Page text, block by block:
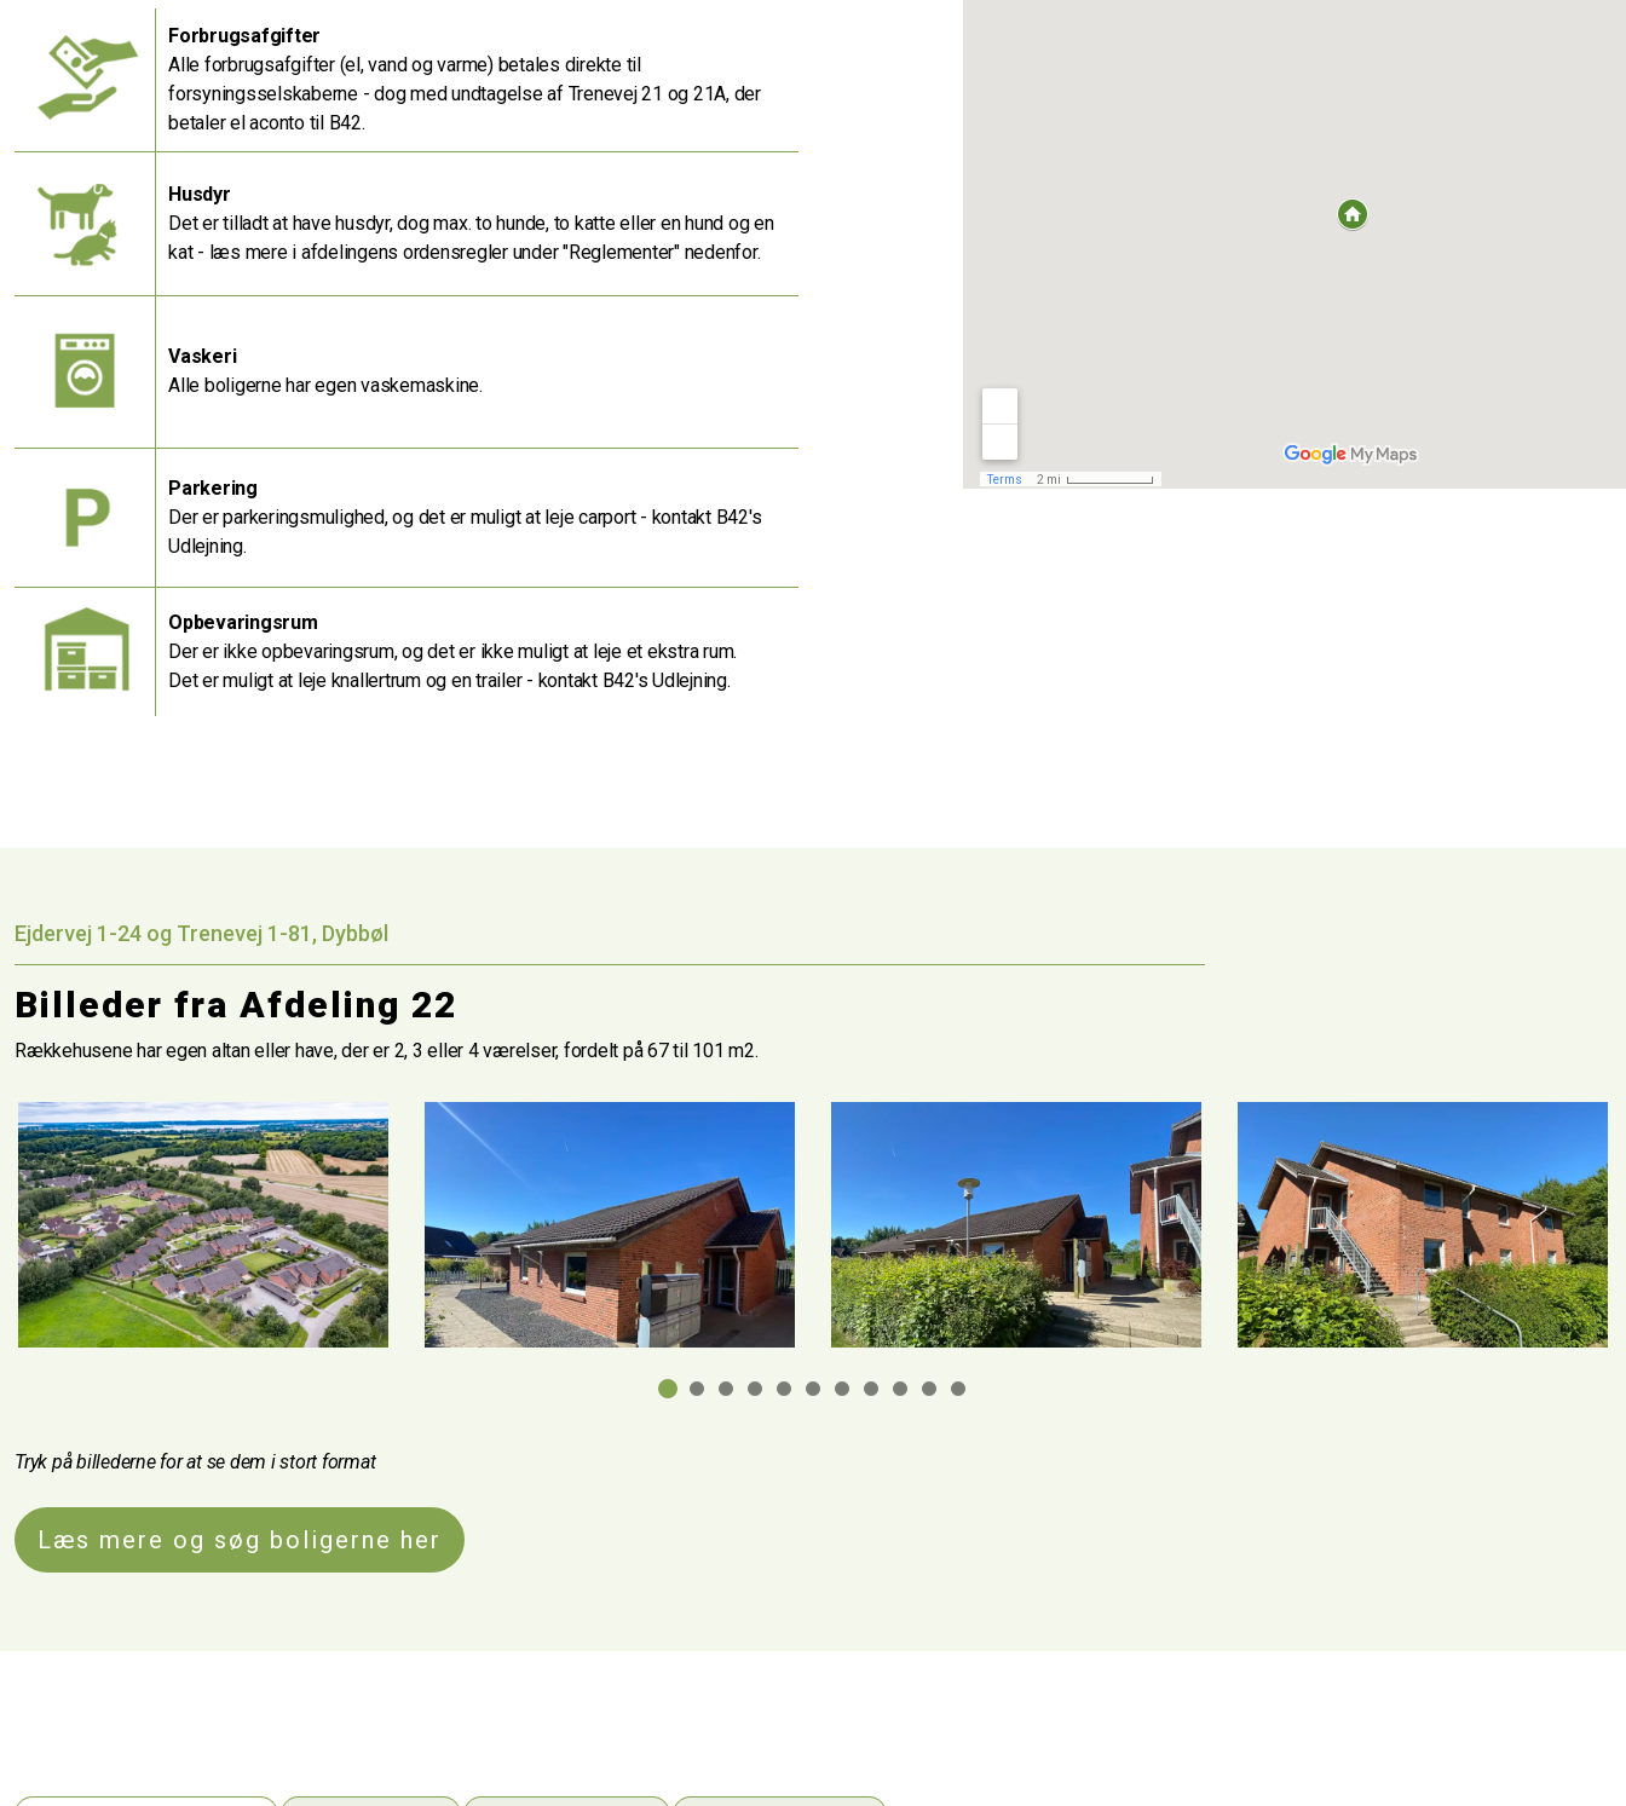
Forbrugsafgifter
Alle forbrugsafgifter (el, vand og varme) betales direkte til
forsyningsselskaberne - dog med undtagelse af Trenevej 21 og 21A, der
betaler el aconto til B42.
Husdyr
Det er tilladt at have husdyr, dog max. to hunde, to katte eller en hund og en
kat - læs mere i afdelingens ordensregler under "Reglementer" nedenfor.
Vaskeri
Alle boligerne har egen vaskemaskine.
Parkering
Der er parkeringsmulighed, og det er muligt at leje carport - kontakt B42's
Udlejning.
Opbevaringsrum
Der er ikke opbevaringsrum, og det er ikke muligt at leje et ekstra rum.
Det er muligt at leje knallertrum og en trailer - kontakt B42's Udlejning.
Ejdervej 1-24 og Trenevej 1-81, Dybbøl
Billeder fra Afdeling 22
Rækkehusene har egen altan eller have, der er 2, 3 eller 4 værelser, fordelt på 67 til 101 m2.
Tryk på billederne for at se dem i stort format
Læs mere og søg boligerne her